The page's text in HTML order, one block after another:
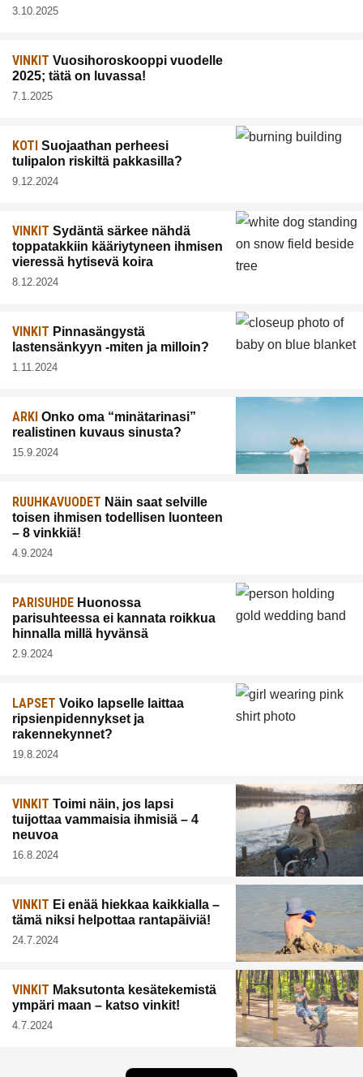
3.10.2025
VINKIT Vuosihoroskooppi vuodelle
2025; tätä on luvassa!
7.1.2025
KOTI Suojaathan perheesi
tulipalon riskiltä pakkasilla?
9.12.2024
VINKIT Sydäntä särkee nähdä
toppatakkiin kääriytyneen ihmisen
vieressä hytisevä koira
8.12.2024
VINKIT Pinnasängystä
lastensänkyyn -miten ja milloin?
1.11.2024
ARKI Onko oma “minätarinasi”
realistinen kuvaus sinusta?
15.9.2024
RUUHKAVUODET Näin saat selville
toisen ihmisen todellisen luonteen
– 8 vinkkiä!
4.9.2024
PARISUHDE Huonossa
parisuhteessa ei kannata roikkua
hinnalla millä hyvänsä
2.9.2024
LAPSET Voiko lapselle laittaa
ripsienpidennykset ja
rakennekynnet?
19.8.2024
VINKIT Toimi näin, jos lapsi
tuijottaa vammaisia ihmisiä – 4
neuvoa
16.8.2024
VINKIT Ei enää hiekkaa kaikkialla –
tämä niksi helpottaa rantapäiviä!
24.7.2024
VINKIT Maksutonta kesätekemistä
ympäri maan – katso vinkit!
4.7.2024